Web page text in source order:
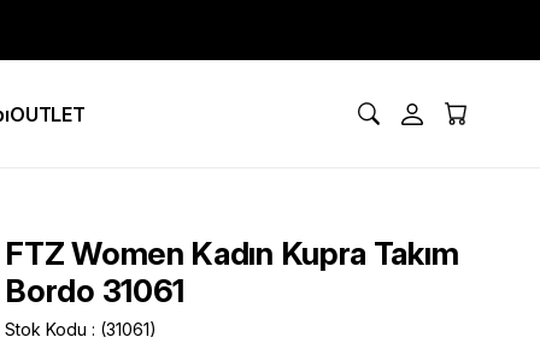
OUTLET
FTZ Women Kadın Kupra Takım
Bordo 31061
Stok Kodu
(31061)